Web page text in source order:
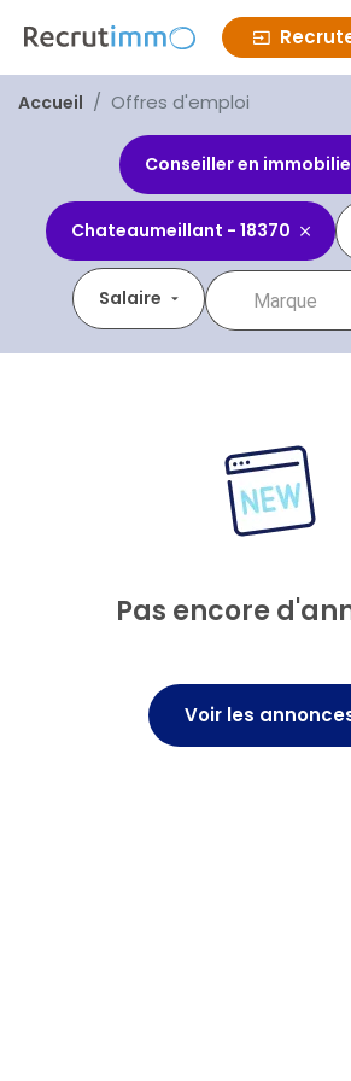
Accueil Offres d'emploi
Conseiller en
Chateaumeillant - 18370
Salaire
Pas encore
Voir les